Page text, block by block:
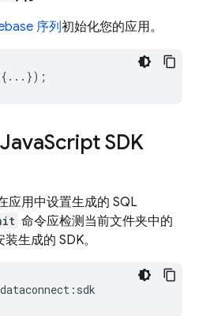
序列初始化您的应用。
Script SDK
应用中设置生成的 SQL
命令应检测当前文件夹中的
生成的 SDK。
dataconnect : sdk